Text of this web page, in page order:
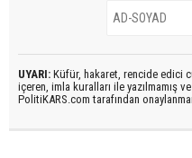
UYARI: Küfür, hakaret, rencide edici
içeren, imla kuralları ile yazılmamış
PolitiKARS.com tarafından